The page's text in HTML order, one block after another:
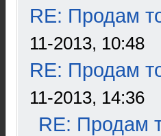
RE: Продам
11-2013, 10:48
RE: Продам
11-2013, 14:36
RE: Продам